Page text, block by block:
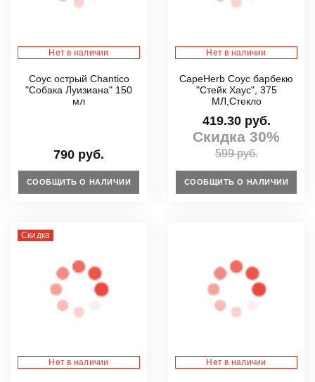
Нет в наличии
Соус острый Chantico
"Собака Луизиана" 150
мл
790 руб.
СООБЩИТЬ О НАЛИЧИИ
Нет в наличии
CapeHerb Соус барбекю
"Стейк Хаус", 375
МЛ,Стекло
419.30 руб.
Скидка 30%
599 руб.
СООБЩИТЬ О НАЛИЧИИ
Скидка
Нет в наличии Нет в наличии